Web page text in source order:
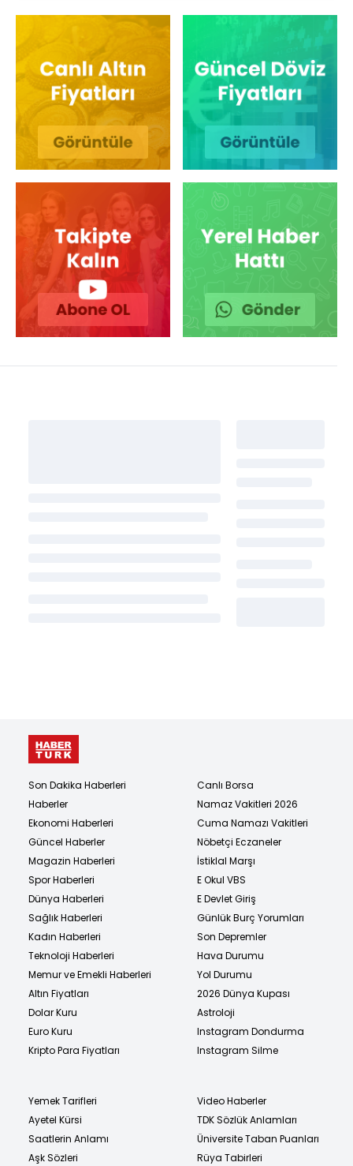
Son Dakika Haberleri
Haberler
Ekonomi Haberleri
Güncel Haberler
Magazin Haberleri
Spor Haberleri
Dünya Haberleri
Sağlık Haberleri
Kadın Haberleri
Teknoloji Haberleri
Memur ve Emekli Haberleri
Altın Fiyatları
Dolar Kuru
Euro Kuru
Kripto Para Fiyatları
Canlı Borsa
Namaz Vakitleri 2026
Cuma Namazı Vakitleri
Nöbetçi Eczaneler
İstiklal Marşı
E Okul VBS
E Devlet Giriş
Günlük Burç Yorumları
Son Depremler
Hava Durumu
Yol Durumu
2026 Dünya Kupası
Astroloji
Instagram Dondurma
Instagram Silme
Yemek Tarifleri
Ayetel Kürsi
Saatlerin Anlamı
Aşk Sözleri
Video Haberler
TDK Sözlük Anlamları
Üniversite Taban Puanları
Rüya Tabirleri